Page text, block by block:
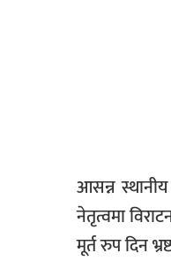
आसन्न
नेतृत्वमा
मूर्त रुप दिन